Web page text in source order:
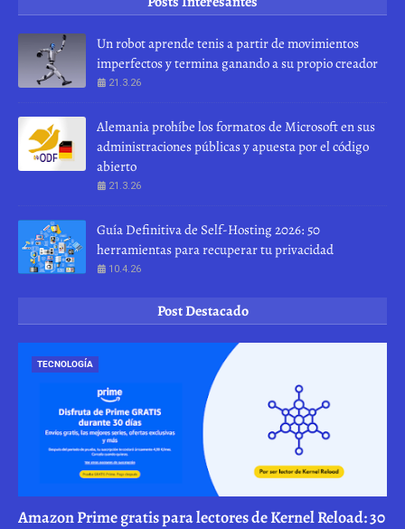
Un robot aprende tenis a partir de movimientos
imperfectos y termina ganando a su propio creador
21.3.26
Alemania prohíbe los formatos de Microsoft en sus
administraciones públicas y apuesta por el código
abierto
21.3.26
Guía Definitiva de Self-Hosting 2026: 50
herramientas para recuperar tu privacidad
10.4.26
Post Destacado
TECNOLOGÍA
Amazon Prime gratis para lectores de Kernel Reload: 30